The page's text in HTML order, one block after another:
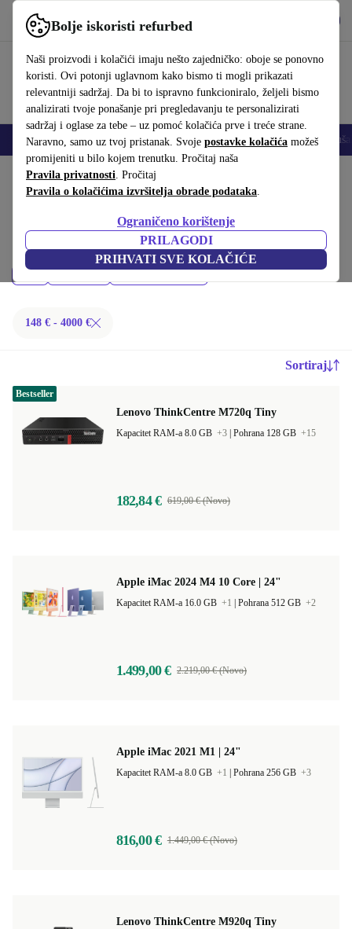
Bolje iskoristi refurbed
Naši proizvodi i kolačići imaju nešto zajedničko: oboje se ponovno
koristi. Ovi potonji uglavnom kako bismo ti mogli prikazati
relevantniji sadržaj. Da bi to ispravno funkcioniralo, željeli bismo
analizirati tvoje ponašanje pri pregledavanju te personalizirati
sadržaj i oglase za tebe – uz pomoć kolačića prve i treće strane.
Naravno, samo uz tvoj pristanak. Svoje postavke kolačića možeš
promijeniti u bilo kojem trenutku. Pročitaj naša
Pravila privatnosti. Pročitaj
Pravila o kolačićima izvršitelja obrade podataka.
Ograničeno korištenje
PRILAGODI
PRIHVATI SVE KOLAČIĆE
Koristi refurbed brzo i jednostavno
Mobiteli Prijenosna računala Tableti Pametni satovi Dodaci
Početna stranica Proizvodi
Kupi refurbished Desktop računala ispod 4000 € – kvaliteta, jamstvo i 30
dana za povrat. Uštedi novac i čuvaj okoliš.
148 € - 4000 €
Sortiraj
Lenovo ThinkCentre M720q Tiny
Kapacitet RAM-a 8.0 GB +3 Pohrana 128 GB +15
182,84 € 619,00 € (Novo)
Bestseller
Apple iMac 2024 M4 10 Core | 24"
Kapacitet RAM-a 16.0 GB +1 Pohrana 512 GB +2
1.499,00 € 2.219,00 € (Novo)
Apple iMac 2021 M1 | 24"
Kapacitet RAM-a 8.0 GB +1 Pohrana 256 GB +3
816,00 € 1.449,00 € (Novo)
Lenovo ThinkCentre M920q Tiny